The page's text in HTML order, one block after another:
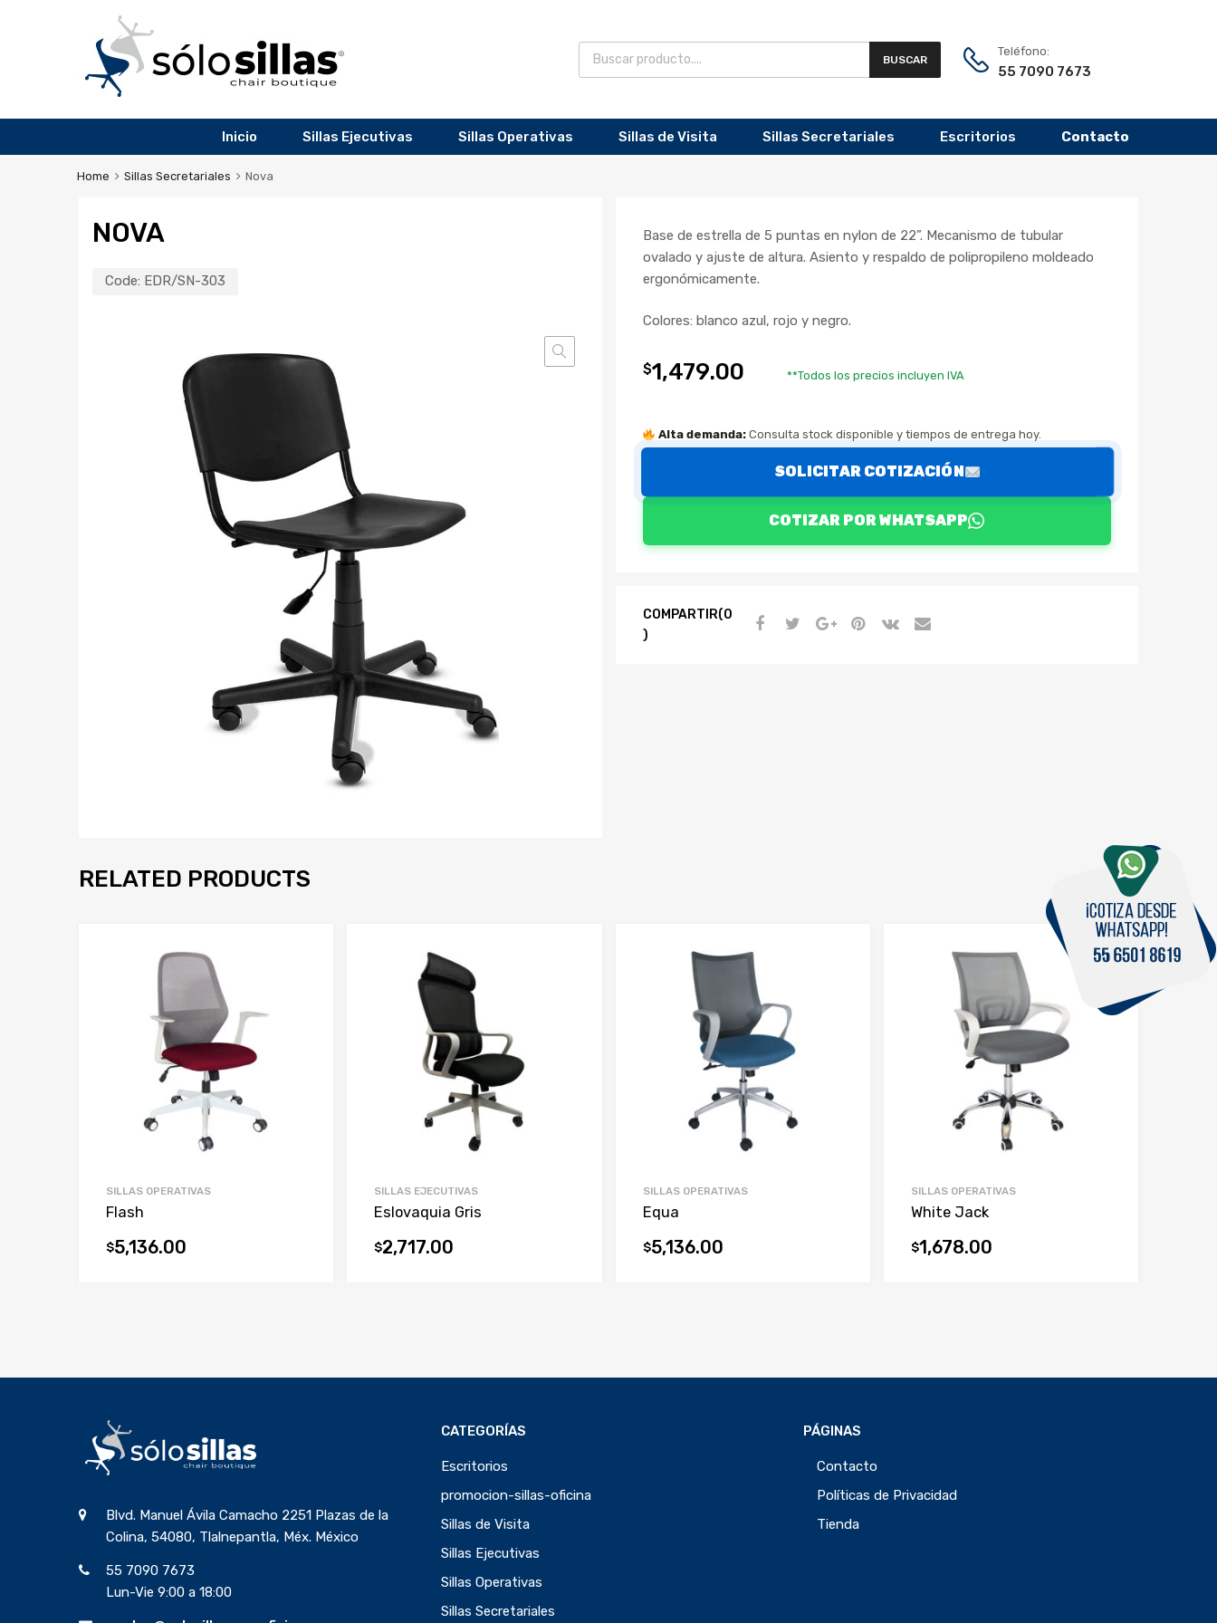
BUSCAR
Teléfono:
55 7090 7673
Inicio Sillas Ejecutivas Sillas Operativas Sillas de Visita Sillas Secretariales Escritorios Contacto
Home Sillas Secretariales Nova
NOVA
Code: EDR/SN-303
Base de estrella de 5 puntas en nylon de 22”. Mecanismo de tubular
ovalado y ajuste de altura. Asiento y respaldo de polipropileno moldeado
ergonómicamente.
Colores: blanco azul, rojo y negro.
$1,479.00 **Todos los precios incluyen IVA
Alta demanda: Consulta stock disponible y tiempos de entrega hoy.
SOLICITAR COTIZACIÓN
COTIZAR POR WHATSAPP
COMPARTIR(0
)
RELATED PRODUCTS
SILLAS OPERATIVAS
Flash
$5,136.00
SILLAS EJECUTIVAS
Eslovaquia Gris
$2,717.00
SILLAS OPERATIVAS
Equa
$5,136.00
SILLAS OPERATIVAS
White Jack
$1,678.00
Blvd. Manuel Ávila Camacho 2251 Plazas de la
Colina, 54080, Tlalnepantla, Méx. México
55 7090 7673
Lun-Vie 9:00 a 18:00
CATEGORÍAS
Escritorios
promocion-sillas-oficina
Sillas de Visita
Sillas Ejecutivas
Sillas Operativas
Sillas Secretariales
PÁGINAS
Contacto
Políticas de Privacidad
Tienda